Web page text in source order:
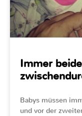
Immer
Babys müssen
und vor der